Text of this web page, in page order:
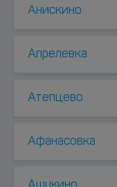
Анискино
Апрелевка
Атепцево
Афанасовка